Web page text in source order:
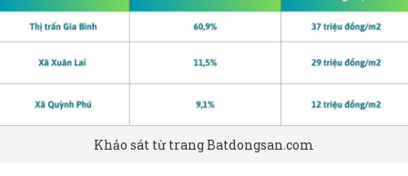
Khảo sát từ trang Batdongsan.com